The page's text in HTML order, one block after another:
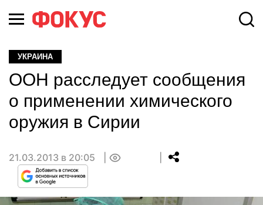
УКРАИНА
ООН расследует сообщения
о применении химического
оружия в Сирии
21.03.2013 в 20:05